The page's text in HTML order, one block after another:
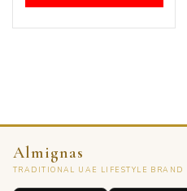
Almignas
TRADITIONAL UAE LIFESTYLE BRAND